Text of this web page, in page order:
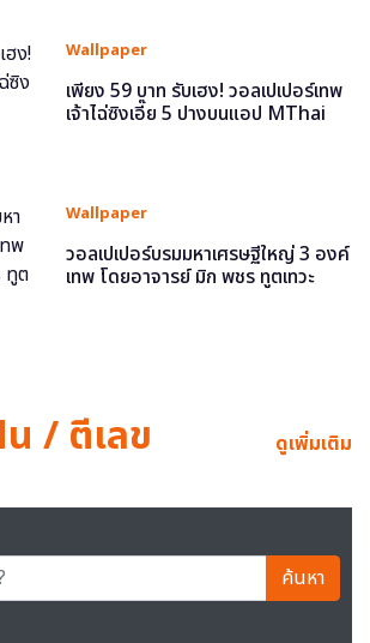
Wallpaper
เพียง 59 บาท รับเฮง! วอลเปเปอร์เทพ
เจ้าไฉ่ซิงเอี๊ย 5 ปางบนแอป MThai
Wallpaper
วอลเปเปอร์บรมมหาเศรษฐีใหญ่ 3 องค์
เทพ โดยอาจารย์ มิก พชร ทูตเทวะ
/ ตีเลข ดูเพิ่มเติม
ค้นหา